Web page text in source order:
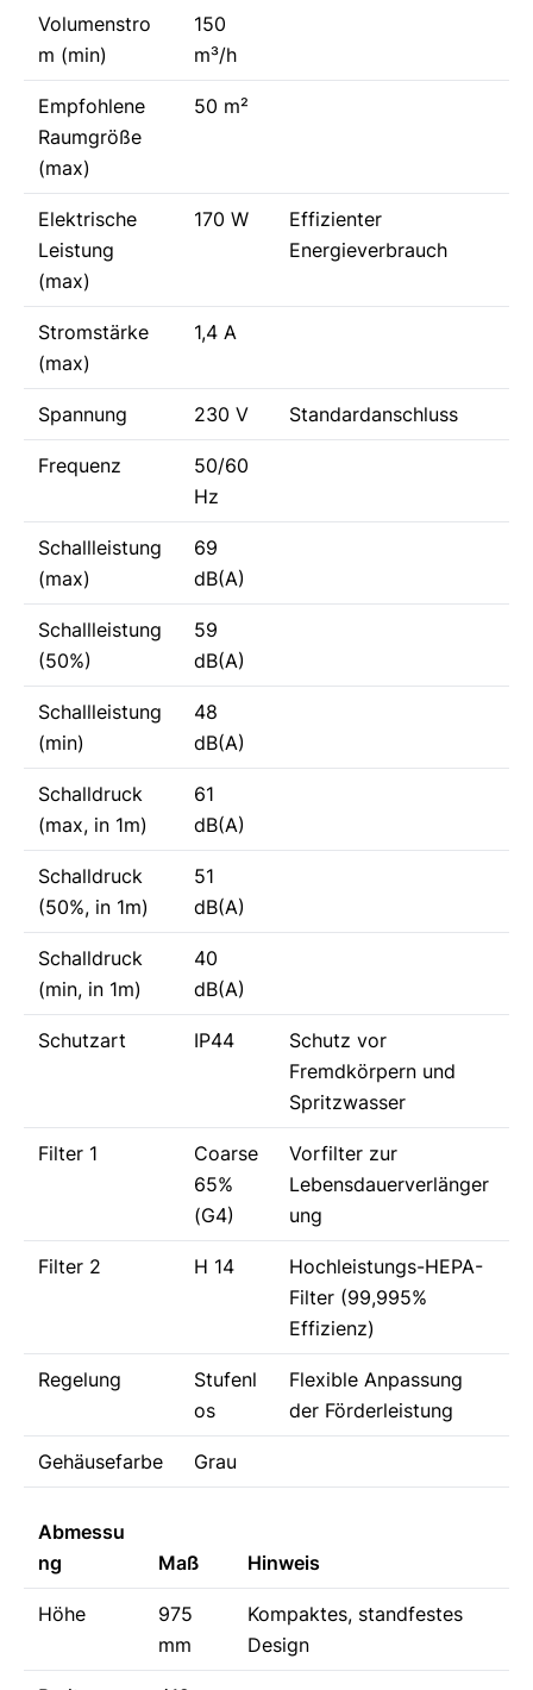
Volumenstro
m (min)
150
m³/h
Empfohlene
Raumgröße
(max)
50 m²
Elektrische
Leistung
(max)
170 W
Effizienter
Energieverbrauch
Stromstärke
(max)
1,4 A
Spannung 230 V Standardanschluss
Frequenz
50/60
Hz
Schallleistung
(max)
69
dB(A)
Schallleistung
(50%)
59
dB(A)
Schallleistung
(min)
48
dB(A)
Schalldruck
(max, in 1m)
61
dB(A)
Schalldruck
(50%, in 1m)
51
dB(A)
Schalldruck
(min, in 1m)
40
dB(A)
Schutzart IP44
Schutz vor
Fremdkörpern und
Spritzwasser
Filter 1
Coarse
65%
(G4)
Vorfilter zur
Lebensdauerverlänger
ung
Filter 2 H 14
Hochleistungs-HEPA-
Filter (99,995%
Effizienz)
Regelung
Stufenl
os
Flexible Anpassung
der Förderleistung
Gehäusefarbe Grau
Abmessu
ng
Maß Hinweis
Höhe
975
mm
Kompaktes, standfestes
Design